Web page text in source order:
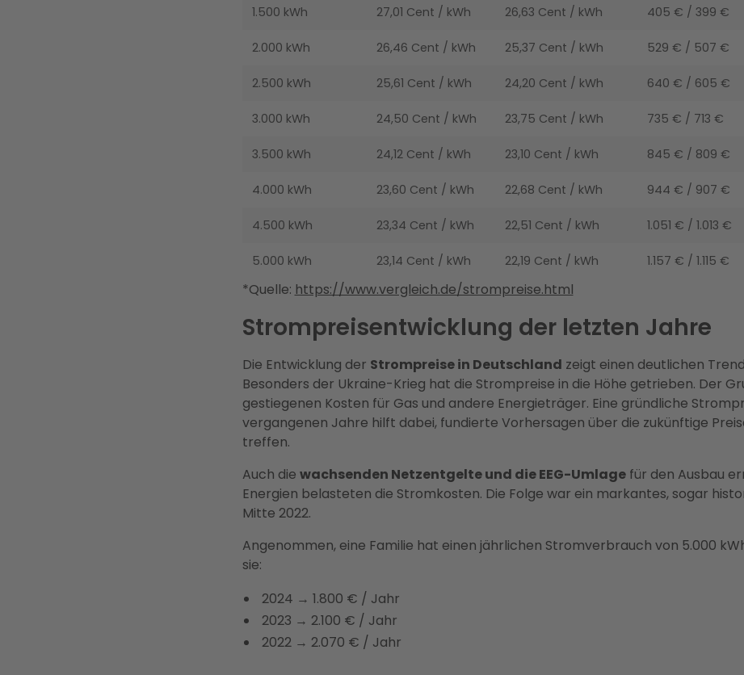
1.500 kWh 27,01 Cent / kWh 26,63 Cent / kWh 405 € / 399 €
2.000 kWh 26,46 Cent / kWh 25,37 Cent / kWh 529 € / 507 €
2.500 kWh 25,61 Cent / kWh 24,20 Cent / kWh 640 € / 605 €
3.000 kWh 24,50 Cent / kWh 23,75 Cent / kWh 735 € / 713 €
3.500 kWh 24,12 Cent / kWh 23,10 Cent / kWh 845 € / 809 €
4.000 kWh 23,60 Cent / kWh 22,68 Cent / kWh 944 € / 907 €
4.500 kWh 23,34 Cent / kWh 22,51 Cent / kWh 1.051 € / 1.013 €
5.000 kWh 23,14 Cent / kWh 22,19 Cent / kWh 1.157 € / 1.115 €
*Quelle: https://www.vergleich.de/strompreise.html
Strompreisentwicklung der letzten Jahre
Die Entwicklung der Strompreise in Deutschland zeigt einen deutlichen
Besonders der Ukraine-Krieg hat die Strompreise in die Höhe getrieben. Der
gestiegenen Kosten für Gas und andere Energieträger. Eine gründliche
vergangenen Jahre hilft dabei, fundierte Vorhersagen über die zukünftige
treffen.
Auch die wachsenden Netzentgelte und die EEG-Umlagefür den Ausbau
Energien belasteten die Stromkosten. Die Folge war ein markantes, sogar
Mitte 2022.
Angenommen, eine Familie hat einen jährlichen Stromverbrauch von 5.000
sie:
2024 → 1.800 € / Jahr
2023 → 2.100 € / Jahr
2022 → 2.070 € / Jahr